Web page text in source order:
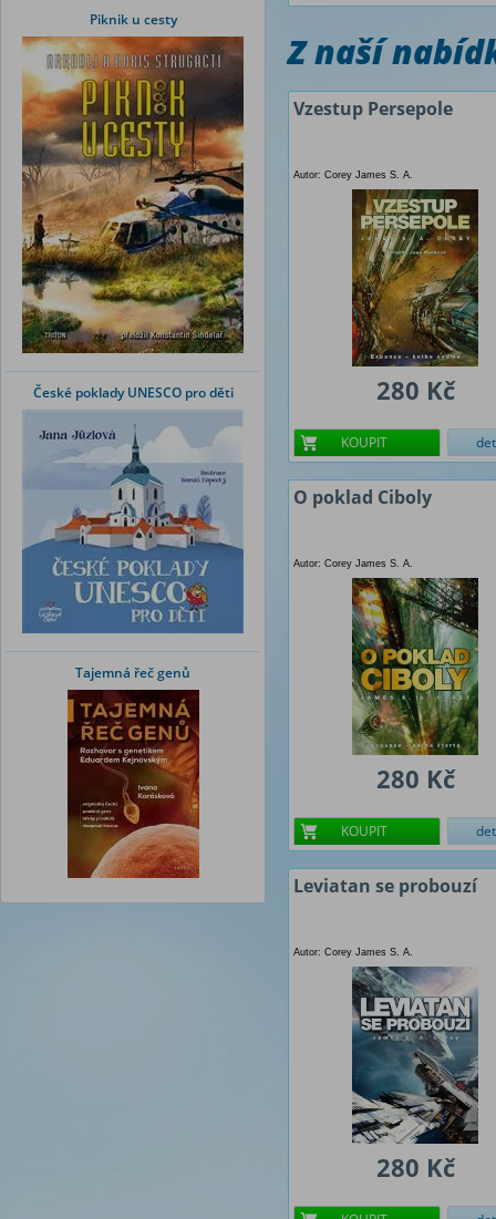
Piknik u cesty
České poklady UNESCO pro děti
Tajemná řeč genů
Z naší
Vzestup Persepole
Autor: Corey James S. A.
280 Kč
KOUPIT
O poklad Ciboly
Autor: Corey James S. A.
280 Kč
KOUPIT
Leviatan se probouzí
Autor: Corey James S. A.
280 Kč